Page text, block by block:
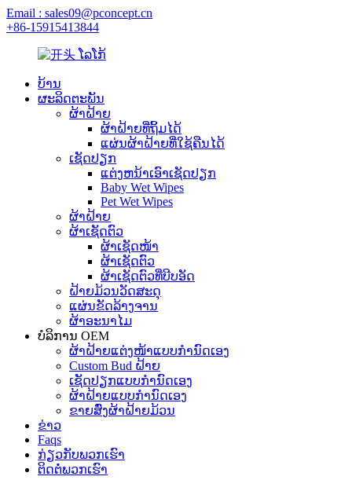
Email : sales09@pconcept.cn
+86-15915413844
ບ້ານ
ຜະລິດຕະພັນ
ຜ້າຝ້າຍ
ຜ້າຝ້າຍທີ່ຖິ້ມໄດ້
ແຜ່ນຜ້າຝ້າຍທີ່ໃຊ້ຄືນໄດ້
ເຊັດປຽກ
ແຕ່ງຫນ້າເອົາເຊັດປຽກ
Baby Wet Wipes
Pet Wet Wipes
ຜ້າຝ້າຍ
ຜ້າເຊັດຕົວ
ຜ້າເຊັດໜ້າ
ຜ້າເຊັດຕົວ
ຜ້າເຊັດຕົວທີ່ບີບອັດ
ຝ້າຍມ້ວນວັດສະດຸ
ແຜ່ນຂັດລ້າງຈານ
ຜ້າອະນາໄມ
ບໍລິການ OEM
ຜ້າຝ້າຍແຕ່ງໜ້າແບບກຳນົດເອງ
Custom Bud ຝ້າຍ
ເຊັດປຽກແບບກຳນົດເອງ
ຜ້າຝ້າຍແບບກຳນົດເອງ
ຂາຍສົ່ງຜ້າຝ້າຍມ້ວນ
ຂ່າວ
Faqs
ກ່ຽວກັບພວກເຮົາ
ຕິດຕໍ່ພວກເຮົາ